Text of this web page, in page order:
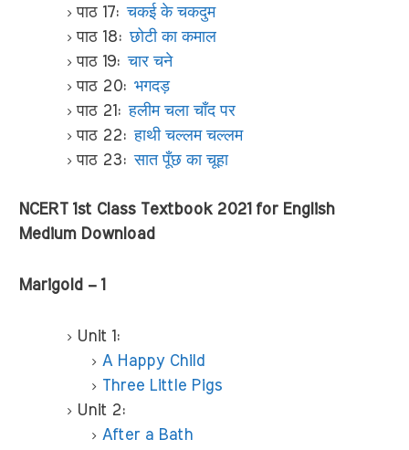
पाठ 17:चकई के चकदुम
पाठ 18:छोटी का कमाल
पाठ 19:चार चने
पाठ 20: भगदड़
पाठ 21:हलीम चला चाँद पर
पाठ 22:हाथी चल्लम चल्लम
पाठ 23:सात पूँछ का चूहा
NCERT 1st Class Textbook 2021 for English
Medium Download
Marigold – 1
Unit 1:
A Happy Child
Three Little Pigs
Unit 2:
After a Bath